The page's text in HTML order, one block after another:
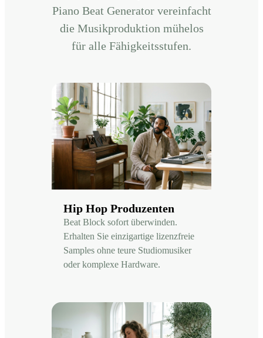
Piano Beat Generator vereinfacht
die Musikproduktion mühelos
für alle Fähigkeitsstufen.
Hip Hop Produzenten
Beat Block sofort überwinden.
Erhalten Sie einzigartige lizenzfreie
Samples ohne teure Studiomusiker
oder komplexe Hardware.